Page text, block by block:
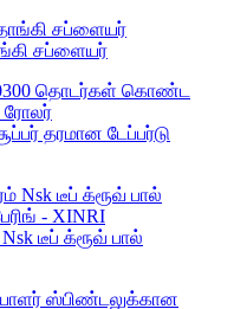
சப்ளையர்
தரமான டேப்பர்டு
டீப் க்ரூவ் பால்